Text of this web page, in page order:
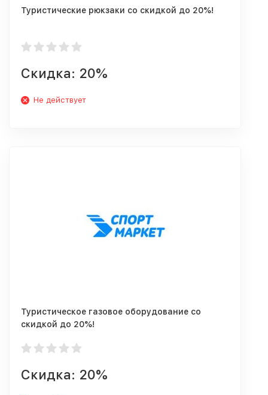
Туристические рюкзаки со скидкой до 20%!
Скидка: 20%
Не действует
Туристическое газовое оборудование со
скидкой до 20%!
Скидка: 20%